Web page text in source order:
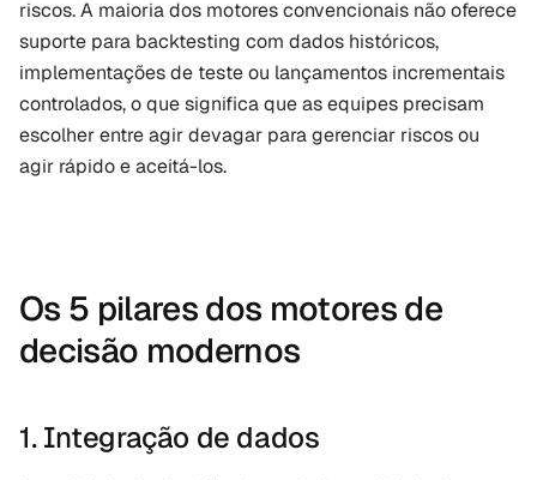
riscos. A maioria dos motores convencionais não oferece
suporte para backtesting com dados históricos,
implementações de teste ou lançamentos incrementais
controlados, o que significa que as equipes precisam
escolher entre agir devagar para gerenciar riscos ou
agir rápido e aceitá-los.
Os 5 pilares dos motores de
decisão modernos
1. Integração de dados